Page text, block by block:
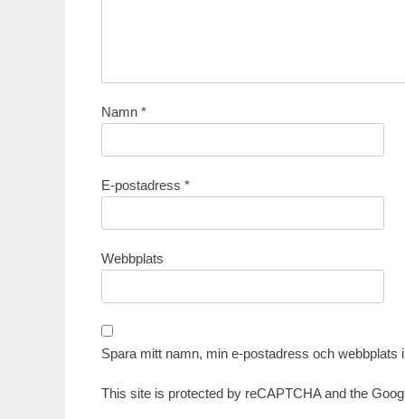
Namn *
E-postadress *
Webbplats
Spara mitt namn, min e-postadress och
This site is protected by reCAPTCHA and the